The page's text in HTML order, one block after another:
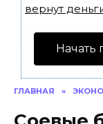
вернут
Начать
ГЛАВНАЯ »